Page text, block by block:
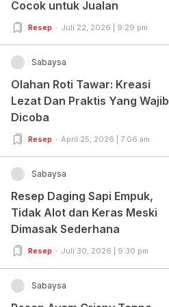
Cocok untuk Jualan
Resep Juli 22, 2026 | 9:29 pm
Sabaysa
Olahan Roti Tawar: Kreasi
Lezat Dan Praktis Yang Wajib
Dicoba
Resep April 25, 2026 | 7:06 am
Sabaysa
Resep Daging Sapi Empuk,
Tidak Alot dan Keras Meski
Dimasak Sederhana
Resep Juli 30, 2026 | 9:30 pm
Sabaysa